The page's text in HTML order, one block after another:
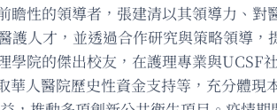
瞻性的領導者，張建清以其領導力、
護人才，並透過合作研究與策略領導，
學院的傑出校友，在護理專業與
人醫院歷史性資金支持等，充分體現